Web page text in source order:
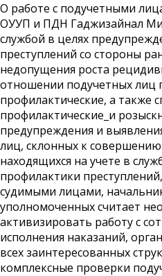
О работе с подучетными
ОУУП и ПДН Гаджизайнал
службой в целях
преступлений со стороны
недопущения роста
отношении подучетных лиц
профилактические, а также
профилактические_и
предупреждения и
лиц, склонных к
находящихся на учете в
профилактики
судимыми лицами,
уполномоченных считает
активизировать работу с
исполнения наказаний,
всех заинтересованных
комплексные проверки